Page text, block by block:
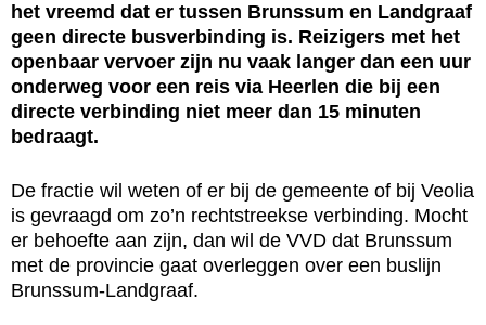
het vreemd dat er tussen Brunssum en Landgraaf
geen directe busverbinding is. Reizigers met het
openbaar vervoer zijn nu vaak langer dan een uur
onderweg voor een reis via Heerlen die bij een
directe verbinding niet meer dan 15 minuten
bedraagt.
De fractie wil weten of er bij de gemeente of bij Veolia
is gevraagd om zo’n rechtstreekse verbinding. Mocht
er behoefte aan zijn, dan wil de VVD dat Brunssum
met de provincie gaat overleggen over een buslijn
Brunssum-Landgraaf.